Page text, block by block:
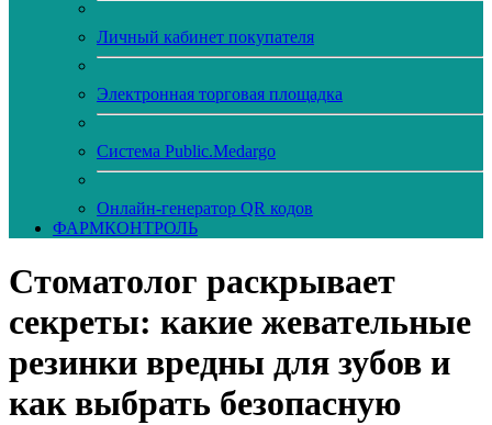
Личный кабинет покупателя
Электронная торговая площадка
Система Public.Medargo
Онлайн-генератор QR кодов
ФАРМКОНТРОЛЬ
Стоматолог раскрывает
секреты: какие жевательные
резинки вредны для зубов и
как выбрать безопасную